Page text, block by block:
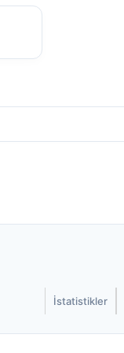
İstatistikler